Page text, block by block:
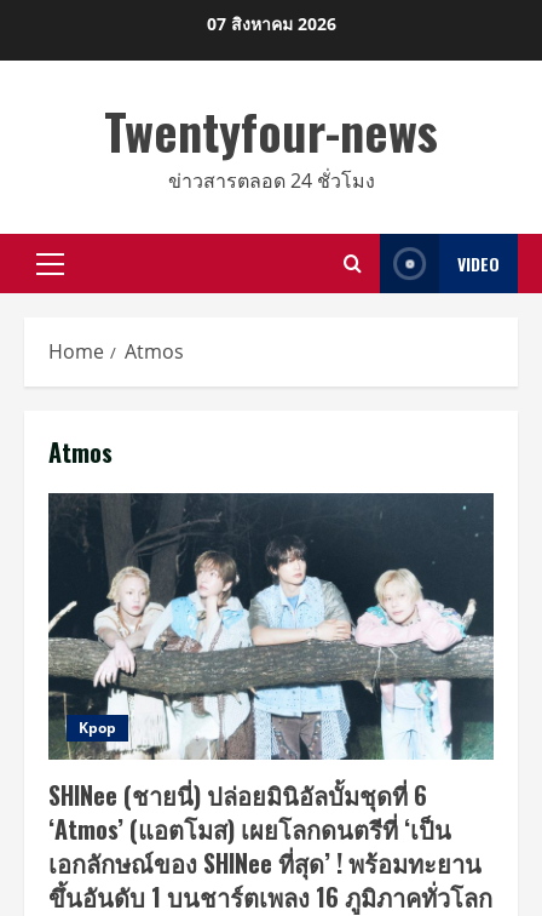
07 สิงหาคม 2026
Twentyfour-news
ข่าวสารตลอด 24 ชั่วโมง
Primary
VIDEO
Home Atmos
Atmos
Kpop
SHINee (ชายนี่) ปล่อยมินิอัลบั้มชุดที่ 6
‘Atmos’ (แอตโมส) เผยโลกดนตรีที่ ‘เป็น
เอกลักษณ์ของ SHINee ที่สุด’ ! พร้อมทะยาน
ขึ้นอันดับ 1 บนชาร์ตเพลง 16 ภูมิภาคทั่วโลก